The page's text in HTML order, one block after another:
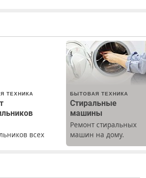
ТЕХНИКА
всех
БЫТОВАЯ ТЕХНИКА
Стиральные
машины
Ремонт стиральных
машин на дому.
Выезд и диагностика